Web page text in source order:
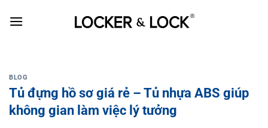
BLOG
Tủ đựng hồ sơ giá rẻ – Tủ nhựa ABS giúp
không gian làm việc lý tưởng